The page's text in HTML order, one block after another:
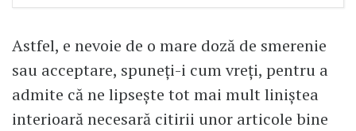
Astfel, e nevoie de o mare doză de smerenie
sau acceptare, spuneţi-i cum vreţi, pentru a
admite că ne lipseşte tot mai mult liniştea
interioară necesară citirii unor articole bine